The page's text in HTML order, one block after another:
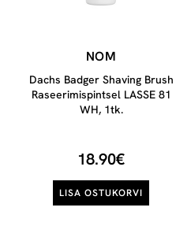
NOM
Dachs Badger Shaving Brush
Raseerimispintsel LASSE 81
WH, 1tk.
18.90€
LISA OSTUKORVI